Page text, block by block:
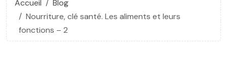
Accueil
Blog
Nourriture, clé santé. Les aliments et leurs
fonctions – 2